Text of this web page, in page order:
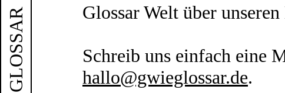
GLOSSAR
Glossar Welt über
Schreib uns einfach eine
hallo@gwieglossar.de.